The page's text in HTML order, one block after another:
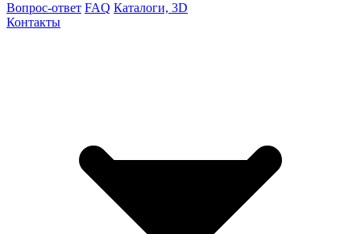
Вопрос-ответ FAQ Каталоги, 3D
Контакты